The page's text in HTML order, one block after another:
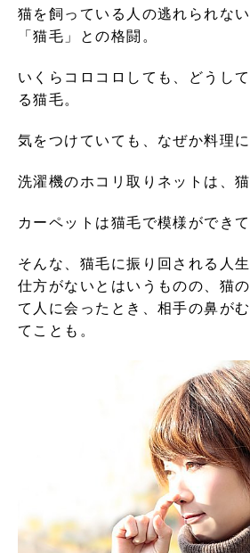
猫を飼っている人の逃れられな
「猫毛」との格闘。
いくらコロコロしても、どうし
る猫毛。
気をつけていても、なぜか料理
洗濯機のホコリ取りネットは、猫
カーペットは猫毛で模様ができて
そんな、猫毛に振り回される人
仕方がないとはいうものの、猫
て人に会ったとき、相手の鼻が
てことも。